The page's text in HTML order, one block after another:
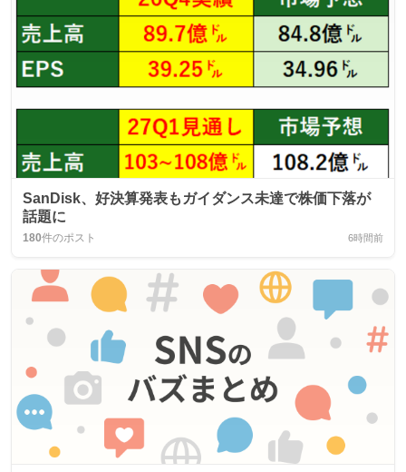
SanDisk、好決算発表もガイダンス未達で株価下落が
話題に
180件のポスト 6時間前